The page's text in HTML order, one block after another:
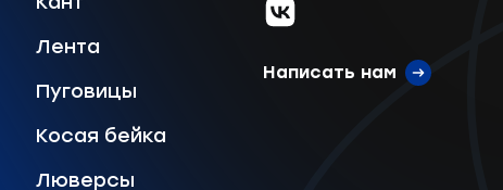
Лента
Пуговицы
Косая бейка
Люверсы
vk.com
Написать нам